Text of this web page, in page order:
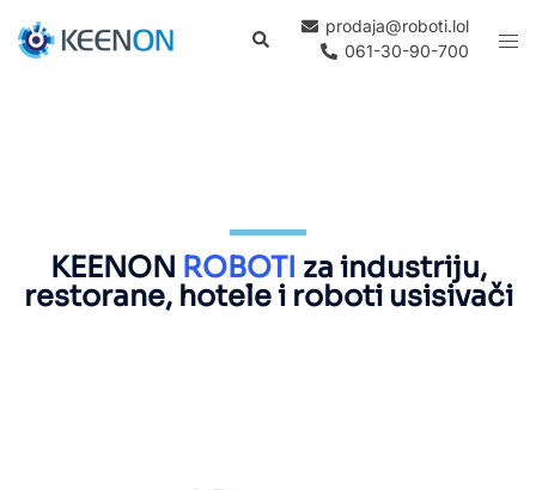
prodaja@roboti.lol
061-30-90-700
KEENON ROBOTI za industriju,
restorane, hotele i roboti usisivači